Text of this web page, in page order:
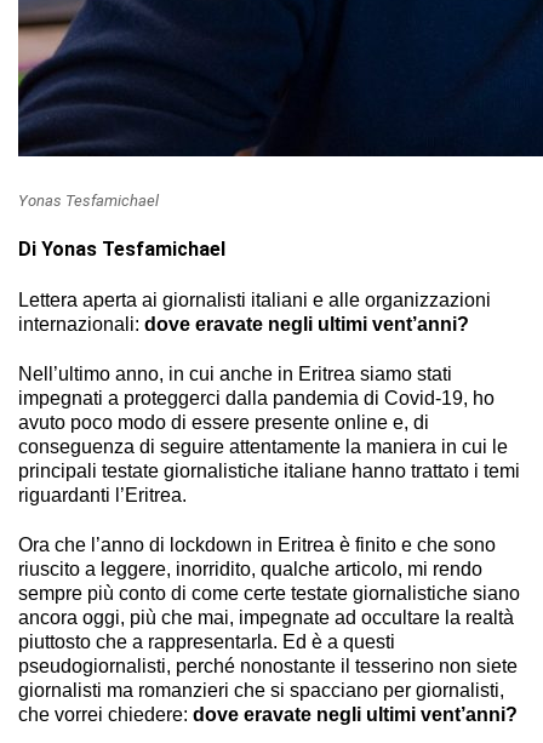
Yonas Tesfamichael
Di Yonas Tesfamichael
Lettera aperta ai giornalisti italiani e alle organizzazioni
internazionali: dove eravate negli ultimi vent’anni?
Nell’ultimo anno, in cui anche in Eritrea siamo stati
impegnati a proteggerci dalla pandemia di Covid-19, ho
avuto poco modo di essere presente online e, di
conseguenza di seguire attentamente la maniera in cui le
principali testate giornalistiche italiane hanno trattato i temi
riguardanti l’Eritrea.
Ora che l’anno di lockdown in Eritrea è finito e che sono
riuscito a leggere, inorridito, qualche articolo, mi rendo
sempre più conto di come certe testate giornalistiche siano
ancora oggi, più che mai, impegnate ad occultare la realtà
piuttosto che a rappresentarla. Ed è a questi
pseudogiornalisti, perché nonostante il tesserino non siete
giornalisti ma romanzieri che si spacciano per giornalisti,
che vorrei chiedere: dove eravate negli ultimi vent’anni?